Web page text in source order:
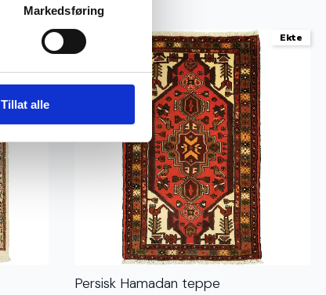
Markedsføring
Tillat alle
Ekte
Persisk Hamadan teppe